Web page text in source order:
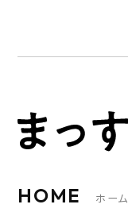
HOME ホーム